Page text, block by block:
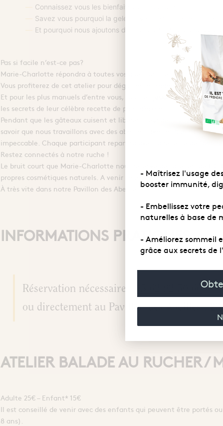
Connaissez vous les bienfaits de la propolis ?
Savez vous pourquoi la gelée royale est-elle si précieuse ?
Et pourquoi nous ajoutons de la cire ultra fine d’opercule
Pas si facile n’est-ce pas?
Marie-Charlotte répondra à toutes vos questions, et vous
Vous profiterez de cet atelier pour déguster les cadeaux des
Et pour les plus manuels d’entre vous, tous les
jeudi après-midi, de
les secrets de leur célèbre recette de pain d’épices.
Pendant que les gâteaux cuisent et libèrent leur délicieuse odeur
savoir que nous travaillons avec des abeilles libres et que nous
impeccable. Chaque participant repartira avec la recette de famille
Restez connectés à notre ruche !
Le bruit court que Marie-Charlotte nous réserve des ateliers de DO
propres cosmétiques naturels. A venir courant de l’été.
À très vite dans notre Pavillon des Abeilles !
INFORMATIONS PRATIQUES
Réservation nécessaire :
05 62 92 50 66
ou directement au Pavillon des Abeilles :
ATELIER BALADE AU RUCHER /
Adulte 25€ – Enfant* 15€
Il est conseillé de venir avec des enfants qui peuvent être portés
8 ans).
- Maîtrisez l'usage
booster immunité,
- Embellissez votre
naturelles à base de
- Améliorez sommeil
grâce aux secrets de